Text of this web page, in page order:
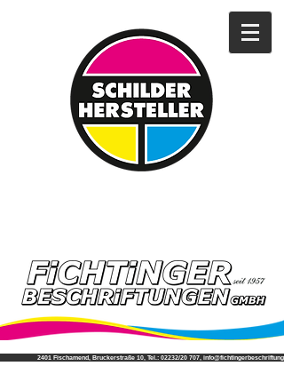
2401 Fischamend, Bruckerstraße 10, Tel.: 02232/20 707,